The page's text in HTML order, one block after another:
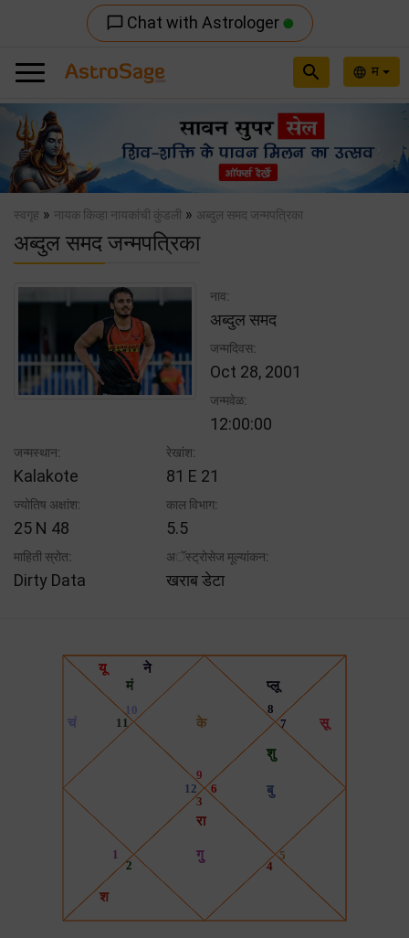
chat_bubble_outline Chat with Astrologer
language म
search
Previous
स्वगृह » नायक किव्हा नायकांची कुंडली » अब्दुल समद जन्मपत्रिका
अब्दुल समद जन्मपत्रिका
नाव:
अब्दुल समद
जन्मदिवस:
Oct 28, 2001
जन्मवेळ:
12:00:00
जन्मस्थान:
Kalakote
रेखांश:
81 E 21
ज्योतिष अक्षांश:
25 N 48
काल विभाग:
5.5
माहिती स्रोत:
Dirty Data
अॅस्ट्रोसेज मूल्यांकन:
खराब डेटा